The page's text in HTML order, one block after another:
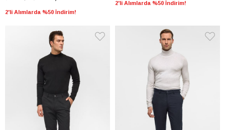
2'li Alımlarda %50 İndirim!
2'li Alımlarda %50 İndirim!